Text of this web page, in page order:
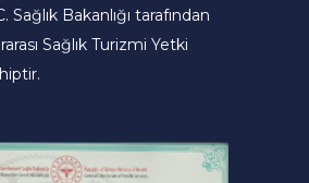
Sağlık Bakanlığı tarafından
Sağlık Turizmi Yetki